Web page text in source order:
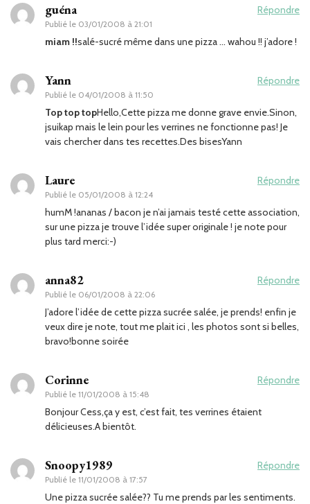
guéna
Publié le 03/01/2008 à 21:01
Répondre
miam !!salé-sucré même dans une pizza … wahou !! j’adore !
Yann
Publié le 04/01/2008 à 11:50
Répondre
Top top topHello,Cette pizza me donne grave envie.Sinon,
jsuikap mais le lein pour les verrines ne fonctionne pas! Je
vais chercher dans tes recettes.Des bisesYann
Laure
Publié le 05/01/2008 à 12:24
Répondre
humM !ananas / bacon je n’ai jamais testé cette association,
sur une pizza je trouve l’idée super originale ! je note pour
plus tard merci:-)
anna82
Publié le 06/01/2008 à 22:06
Répondre
J’adore l’idée de cette pizza sucrée salée, je prends! enfin je
veux dire je note, tout me plait ici , les photos sont si belles,
bravo!bonne soirée
Corinne
Publié le 11/01/2008 à 15:48
Répondre
Bonjour Cess,ça y est, c’est fait, tes verrines étaient
délicieuses.A bientôt.
Snoopy1989
Publié le 11/01/2008 à 17:57
Répondre
Une pizza sucrée salée?? Tu me prends par les sentiments.